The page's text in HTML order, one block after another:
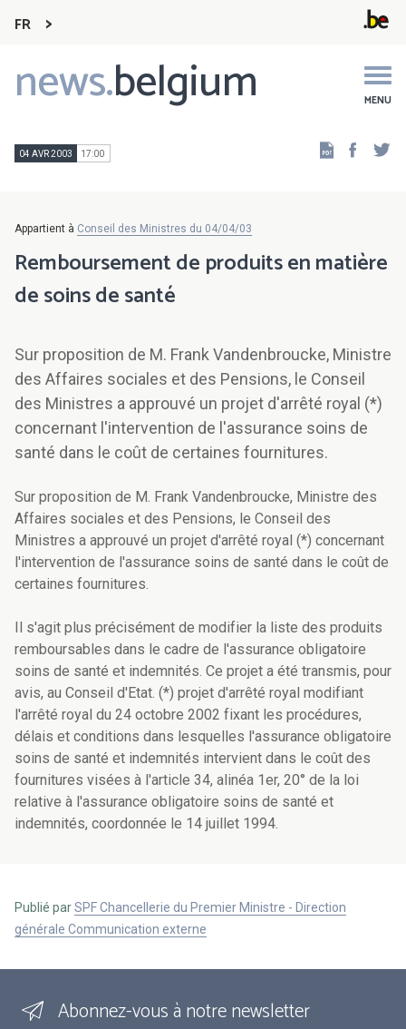
FR
news.belgium MENU
Main
navigation
04 AVR 2003 17:00
Appartient à Conseil des Ministres du 04/04/03
Remboursement de produits en matière
de soins de santé
Sur proposition de M. Frank Vandenbroucke, Ministre
des Affaires sociales et des Pensions, le Conseil
des Ministres a approuvé un projet d'arrêté royal (*)
concernant l'intervention de l'assurance soins de
santé dans le coût de certaines fournitures.
Sur proposition de M. Frank Vandenbroucke, Ministre des
Affaires sociales et des Pensions, le Conseil des
Ministres a approuvé un projet d'arrêté royal (*) concernant
l'intervention de l'assurance soins de santé dans le coût de
certaines fournitures.
Il s'agit plus précisément de modifier la liste des produits
remboursables dans le cadre de l'assurance obligatoire
soins de santé et indemnités. Ce projet a été transmis, pour
avis, au Conseil d'Etat. (*) projet d'arrêté royal modifiant
l'arrêté royal du 24 octobre 2002 fixant les procédures,
délais et conditions dans lesquelles l'assurance obligatoire
soins de santé et indemnités intervient dans le coût des
fournitures visées à l'article 34, alinéa 1er, 20° de la loi
relative à l'assurance obligatoire soins de santé et
indemnités, coordonnée le 14 juillet 1994.
Publié parSPF Chancellerie du Premier Ministre - Direction
générale Communication externe
Abonnez-vous à notre newsletter